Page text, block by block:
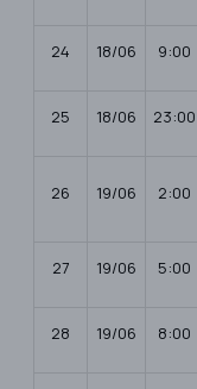
24 18/06 9:00
25 18/06 23:00
26 19/06 2:00
27 19/06 5:00
28 19/06 8:00